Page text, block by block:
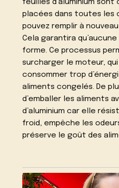
feuilles d’aluminium
placées dans toutes les
pouvez remplir à
Cela garantira
forme. Ce processus
surcharger le moteur, qui
consommer trop
aliments congelés. De
d’emballer les aliments
d’aluminium car elle
froid, empêche les
préserve le goût des